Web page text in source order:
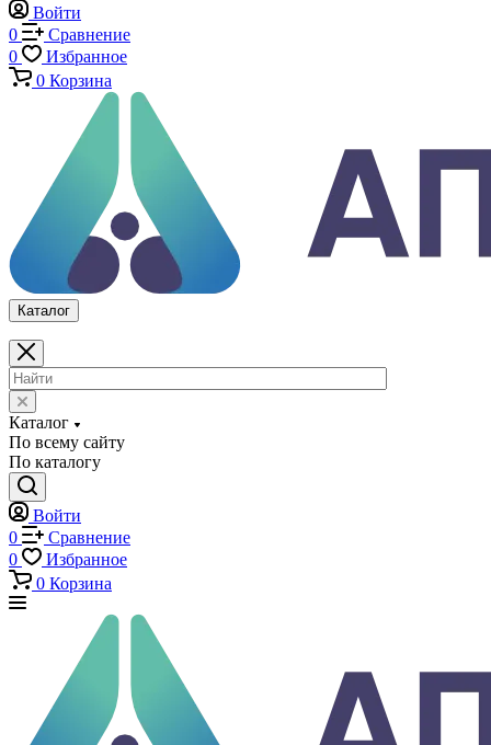
Каталог
По всему сайту
По каталогу
Войти
Сравнение
Избранное
Корзина
Каталог
Каталог
По всему сайту
По каталогу
Войти
Сравнение
Избранное